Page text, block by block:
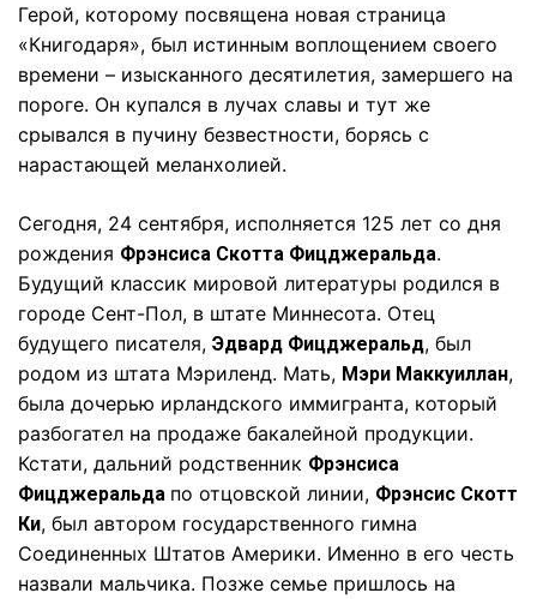
Герой, которому посвящена новая страница
«Книгодаря», был истинным воплощением своего
времени – изысканного десятилетия, замершего на
пороге. Он купался в лучах славы и тут же
срывался в пучину безвестности, борясь с
нарастающей меланхолией.
Сегодня, 24 сентября, исполняется 125 лет со дня
рождения Фрэнсиса Скотта Фицджеральда.
Будущий классик мировой литературы родился в
городе Сент-Пол, в штате Миннесота. Отец
будущего писателя, Эдвард Фицджеральд, был
родом из штата Мэриленд. Мать, Мэри Маккуиллан,
была дочерью ирландского иммигранта, который
разбогател на продаже бакалейной продукции.
Кстати, дальний родственник Фрэнсиса
Фицджеральда по отцовской линии, Фрэнсис Скотт
Ки, был автором государственного гимна
Соединенных Штатов Америки. Именно в его честь
назвали мальчика. Позже семье пришлось на